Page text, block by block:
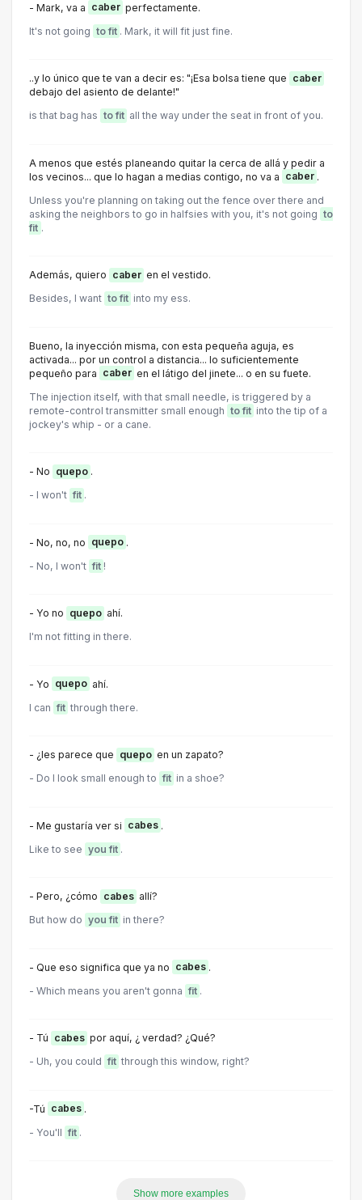
- Mark, va a caber perfectamente.
It's not going to fit . Mark, it will fit just fine.
..y lo único que te van a decir es: "¡Esa bolsa tiene que caber
debajo del asiento de delante!"
is that bag has to fit all the way under the seat in front of you.
A menos que estés planeando quitar la cerca de allá y pedir a
los vecinos... que lo hagan a medias contigo, no va a caber .
Unless you're planning on taking out the fence over there and
asking the neighbors to go in halfsies with you, it's not going to
fit .
Además, quiero caber en el vestido.
Besides, I want to fit into my ess.
Bueno, la inyección misma, con esta pequeña aguja, es
activada... por un control a distancia... lo suficientemente
pequeño para caber en el látigo del jinete... o en su fuete.
The injection itself, with that small needle, is triggered by a
remote-control transmitter small enough to fit into the tip of a
jockey's whip - or a cane.
- No quepo .
- I won't fit .
- No, no, no quepo .
- No, I won't fit !
- Yo no quepo ahí.
I'm not fitting in there.
- Yo quepo ahí.
I can fit through there.
- ¿les parece que quepo en un zapato?
- Do I look small enough to fit in a shoe?
- Me gustaría ver si cabes .
Like to see you fit .
- Pero, ¿cómo cabes allí?
But how do you fit in there?
- Que eso significa que ya no cabes .
- Which means you aren't gonna fit .
- Tú cabes por aquí, ¿ verdad? ¿Qué?
- Uh, you could fit through this window, right?
-Tú cabes .
- You'll fit .
Show more examples